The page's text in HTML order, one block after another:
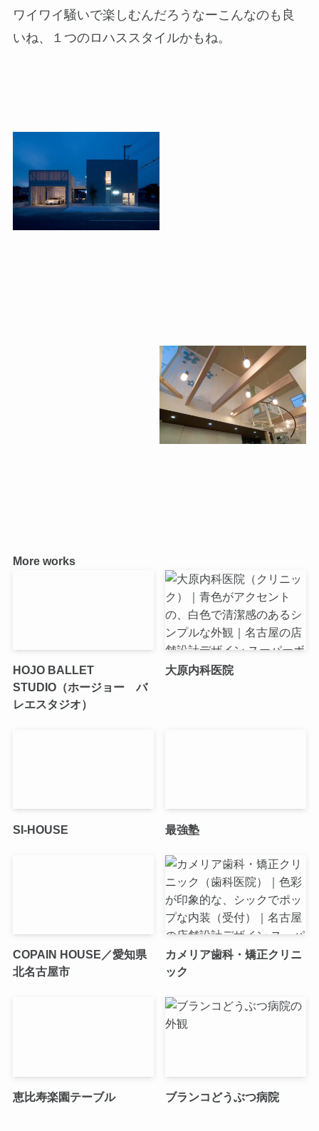
ワイワイ騒いで楽しむんだろうなーこんなのも良
いね、１つのロハススタイルかもね。
More works
HOJO BALLET
STUDIO（ホージョー バ
レエスタジオ）
大原内科医院
SI-HOUSE 最強塾
COPAIN HOUSE／愛知県
北名古屋市
カメリア歯科・矯正クリニ
ック
恵比寿楽園テーブル ブランコどうぶつ病院